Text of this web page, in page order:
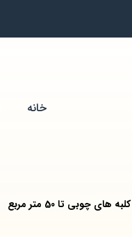
خانه
کلبه های چوبی تا 50 متر مربع